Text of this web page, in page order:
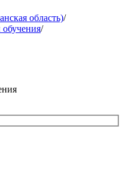
область)/
обучения/